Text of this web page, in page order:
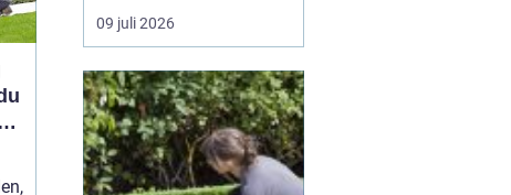
läckage och långsiktiga
skador i en miljö som
kustklimat, klippor och
varierande
markförhållanden.
Genom att förstå...
09 juli 2026